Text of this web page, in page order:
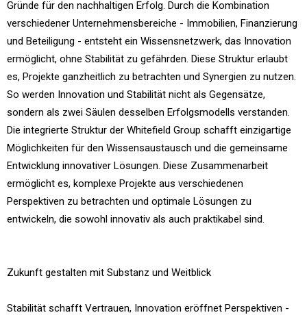
Gründe für den nachhaltigen Erfolg. Durch die Kombination
verschiedener Unternehmensbereiche - Immobilien, Finanzierung
und Beteiligung - entsteht ein Wissensnetzwerk, das Innovation
ermöglicht, ohne Stabilität zu gefährden. Diese Struktur erlaubt
es, Projekte ganzheitlich zu betrachten und Synergien zu nutzen.
So werden Innovation und Stabilität nicht als Gegensätze,
sondern als zwei Säulen desselben Erfolgsmodells verstanden.
Die integrierte Struktur der Whitefield Group schafft einzigartige
Möglichkeiten für den Wissensaustausch und die gemeinsame
Entwicklung innovativer Lösungen. Diese Zusammenarbeit
ermöglicht es, komplexe Projekte aus verschiedenen
Perspektiven zu betrachten und optimale Lösungen zu
entwickeln, die sowohl innovativ als auch praktikabel sind.
Zukunft gestalten mit Substanz und Weitblick
Stabilität schafft Vertrauen, Innovation eröffnet Perspektiven -